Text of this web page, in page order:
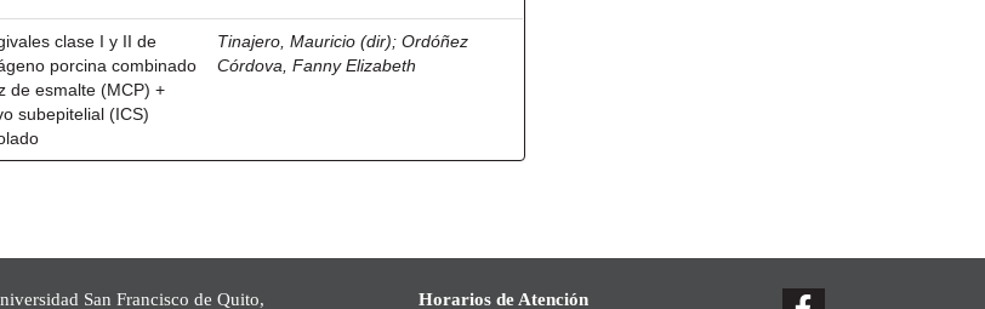
clase I y II de
porcina combinado
de esmalte (MCP) +
subepitelial (ICS)
Tinajero, Mauricio (dir);Ordóñez
Córdova, Fanny Elizabeth
San Francisco de Quito, Horarios de Atención